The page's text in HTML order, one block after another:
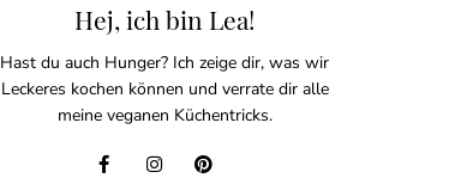
Hej, ich bin Lea!
Hast du auch Hunger? Ich zeige dir, was wir
Leckeres kochen können und verrate dir alle
meine veganen Küchentricks.